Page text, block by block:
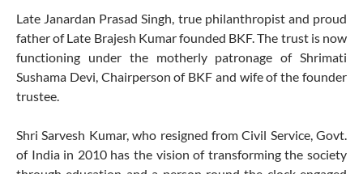
Late Janardan Prasad Singh, true philanthropist and proud
father of Late Brajesh Kumar founded BKF. The trust is now
functioning under the motherly patronage of Shrimati
Sushama Devi, Chairperson of BKF and wife of the founder
trustee.
Shri Sarvesh Kumar, who resigned from Civil Service, Govt.
of India in 2010 has the vision of transforming the society